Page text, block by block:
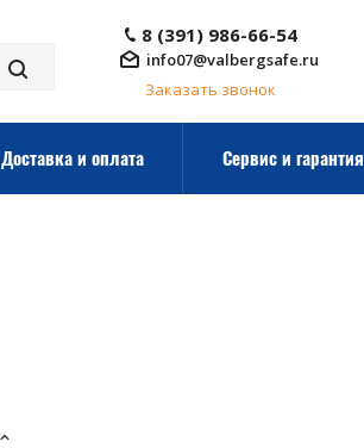
8 (391) 986-66-54
info07@valbergsafe.ru
Заказать звонок
Доставка и оплата Сервис и гарантия